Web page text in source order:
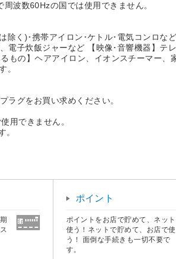
波数60Hzの国では使用できません。
く)･携帯アイロン･ケトル･電気コンロな
子炊飯ジャーなど 【映像･音響機器】テ
もの】ヘアアイロン、イオンスチーマー、
。
ラグをお買い求めください。
用できません。
。
ポイント
ポイントをお店で貯めて、ネッ
使う！ネットで貯めて、お店で使
う！ 面倒な手続きも一切不要で
す。